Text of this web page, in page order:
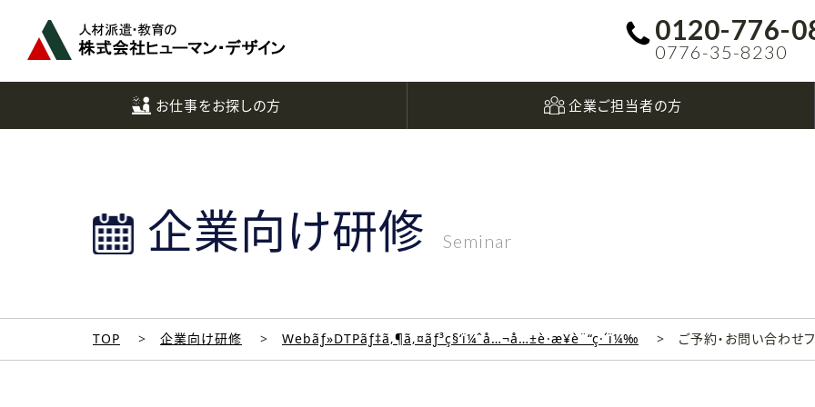
0120-776-
0776-35-8230
お仕事をお探しの方 企業ご担当者の方
企業向け研修 Seminar
TOP 企業向け研修 Webãƒ»DTPãƒ‡ã‚¶ã‚¤ãƒ³ç§‘ï¼ˆå…¬å…±è·æ¥­è¨“ç·´ï¼‰ ご予約・お問い合わせ
へ